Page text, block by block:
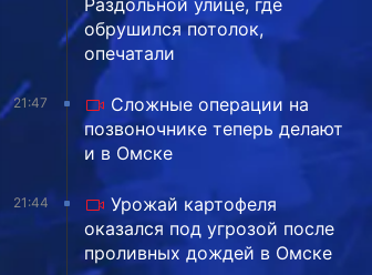
обрушился потолок,
опечатали
21:47
Сложные операции на
позвоночнике теперь делают
и в Омске
21:44
Урожай картофеля
оказался под угрозой после
проливных дождей в Омске